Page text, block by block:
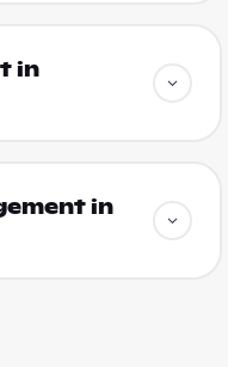
in
in